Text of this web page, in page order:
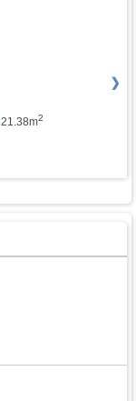
21.38m2